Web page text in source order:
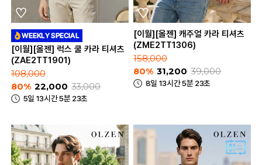
[이월][올젠] 럭스 쿨 카라 티셔츠
(ZAE2TT1901)
108,000
80% 22,000 33,000
5일 13시간 5분 23초
[이월][올젠] 캐주얼 카라 티셔츠
(ZME2TT1306)
158,000
80% 31,200 39,000
8일 13시간 5분 23초